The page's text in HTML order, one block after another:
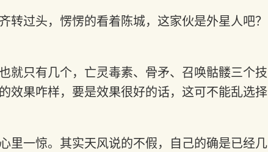
过头，愣愣的看着陈城，这家伙是外星人吧？
就只有几个，亡灵毒素、骨矛、召唤骷髅三个技
效果咋样，要是效果很好的话，这可不能乱选择
里一惊。其实天风说的不假，自己的确是已经几